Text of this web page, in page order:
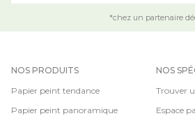
*chez un partenaire
NOS PRODUITS
Papier peint tendance
Papier peint panoramique
NOS
Trouver
Espace